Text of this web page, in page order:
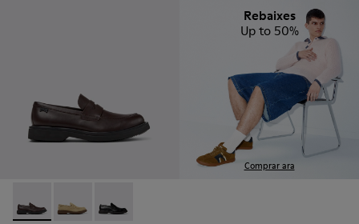
Norman - K101001-005 - Sabates de pell marró per a home.
Norman - K101001-008
Norman - K101001-001 - Sabates negres de
Rebaixes
Up to 50%
Comprar ara